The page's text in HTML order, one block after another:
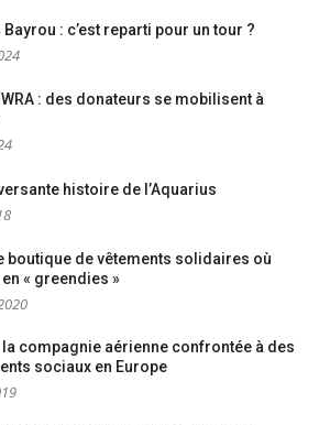
: c’est reparti pour un tour ?
: des donateurs se mobilisent à
histoire de l’Aquarius
boutique de vêtements solidaires où
en « greendies »
la compagnie aérienne confrontée à des
sociaux en Europe